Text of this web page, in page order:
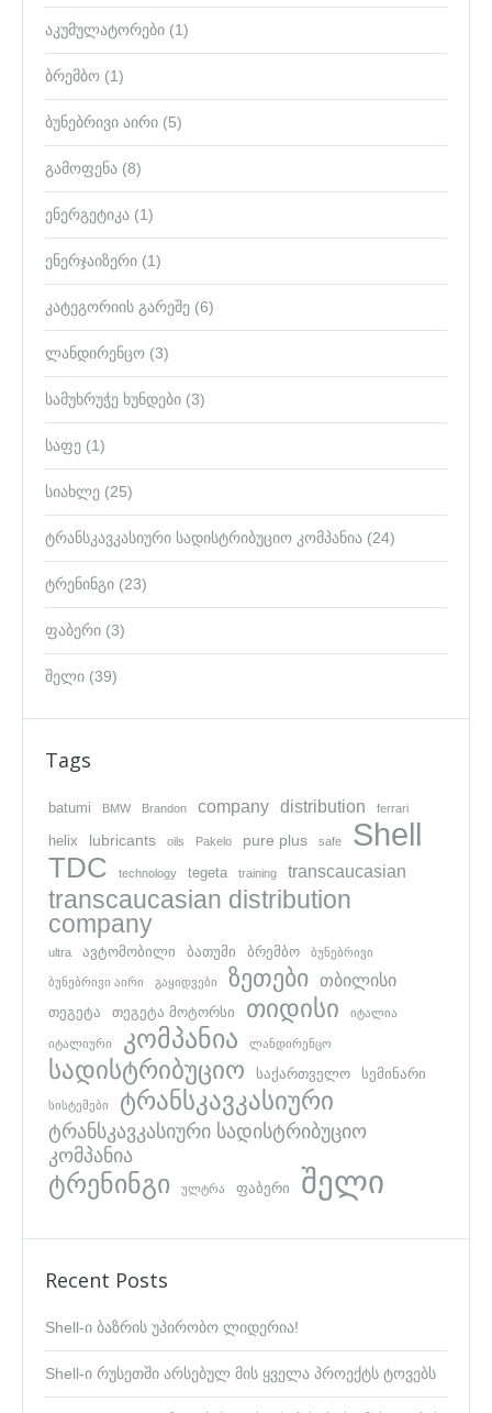
აკუმულატორები (1)
ბრემბო (1)
ბუნებრივი აირი (5)
გამოფენა (8)
ენერგეტიკა (1)
ენერჯაიზერი (1)
კატეგორიის გარეშე (6)
ლანდირენცო (3)
სამუხრუჭე ხუნდები (3)
საფე (1)
სიახლე (25)
ტრანსკავკასიური სადისტრიბუციო კომპანია (24)
ტრენინგი (23)
ფაბერი (3)
შელი (39)
Tags
batumi BMW Brandon company distribution ferrari
helix lubricants oils Pakelo pure plus safe Shell
TDC technology tegeta training transcaucasian
transcaucasian distribution
company
ultra ავტომობილი ბათუმი ბრემბო ბუნებრივი
ბუნებრივი აირი გაყიდვები ზეთები თბილისი
თეგეტა თეგეტა მოტორსი თიდისი იტალია
იტალიური კომპანია ლანდირენცო
სადისტრიბუციო საქართველო სემინარი
სისტემები ტრანსკავკასიური
ტრანსკავკასიური სადისტრიბუციო
კომპანია
ტრენინგი ულტრა ფაბერი შელი
Recent Posts
Shell-ი ბაზრის უპირობო ლიდერია!
Shell-ი რუსეთში არსებულ მის ყველა პროექტს ტოვებს